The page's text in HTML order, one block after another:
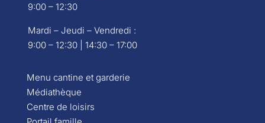
9:00 – 12:30
Mardi – Jeudi – Vendredi :
9:00 – 12:30 | 14:30 – 17:00
Menu cantine et garderie
Médiathèque
Centre de loisirs